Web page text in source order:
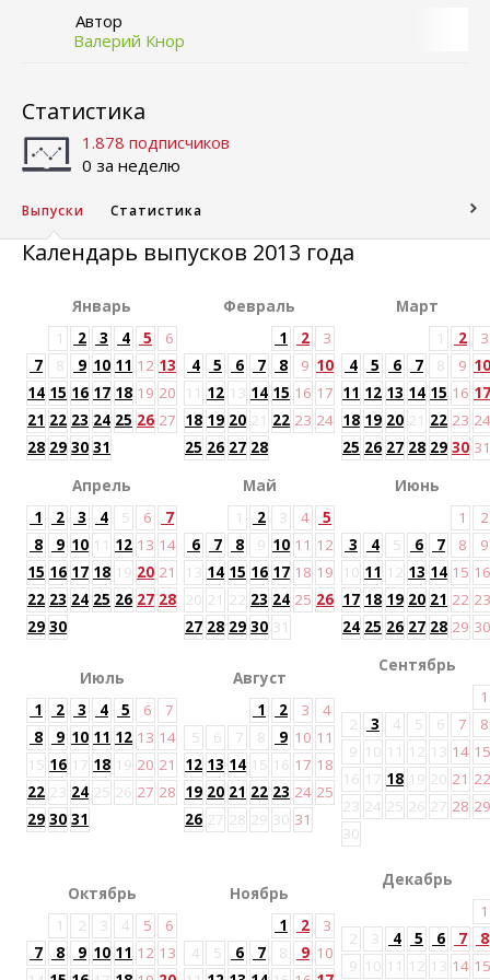
Автор
Валерий Кнор
Статистика
1.878 подписчиков
0 за неделю
Выпуски Статистика
Календарь выпусков 2013 года
Январь
1
2 3 4 5
6
7
8 9 10 11 12 13
14 15 16 17 18 19 20
21 22 23 24 25 26 27
28 29 30 31
Февраль
1
2
3
4
5 6 7 8 9 10
11 12 13 14 15 16 17
18 19 20 21 22 23 24
25 26 27 28
Март
1
2
3
4
5 6 7 8 9 10
11 12 13 14 15 16 17
18 19 20 21 22 23 24
25 26 27 28 29 30 31
Апрель
1
2 3 4 5 6
7
8
9 10 11 12 13 14
15 16 17 18 19 20 21
22 23 24 25 26 27 28
29 30
Май
1
2 3 4
5
6
7 8 9 10 11 12
13 14 15 16 17 18 19
20 21 22 23 24 25 26
27 28 29 30 31
Июнь
1
2
3
4 5 6 7 8
9
10 11 12 13 14 15 16
17 18 19 20 21 22 23
24 25 26 27 28 29 30
Июль
1
2 3 4 5 6
7
8
9 10 11 12 13 14
15 16 17 18 19 20 21
22 23 24 25 26 27 28
29 30 31
Август
1
2 3
4
5
6 7 8 9 10 11
12 13 14 15 16 17 18
19 20 21 22 23 24 25
26 27 28 29 30 31
Сентябрь
1
2
3 4 5 6 7
8
9 10 11 12 13 14 15
16 17 18 19 20 21 22
23 24 25 26 27 28 29
30
Октябрь
1
2 3 4 5
6
7
8 9 10 11 12 13
Ноябрь
1
2
3
4
5 6 7 8 9 10
Декабрь
1
2
3 4 5 6 7
8
9 10 11 12 13 14 15